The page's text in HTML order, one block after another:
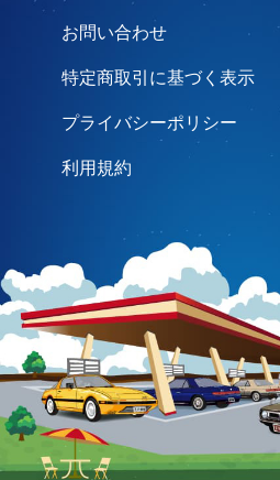
お問い合わせ
特定商取引に基づく表示
プライバシーポリシー
利用規約